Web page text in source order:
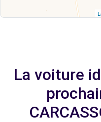
La voiture